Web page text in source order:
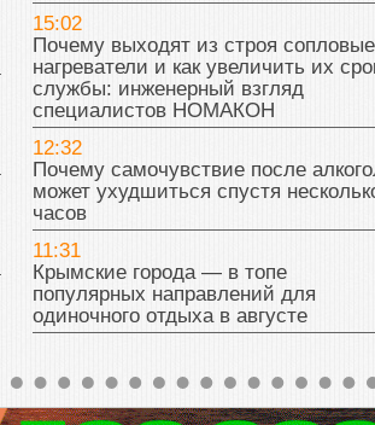
15:02
Почему выходят из строя сопловые
нагреватели и как увеличить их
службы: инженерный взгляд
специалистов НОМАКОН
12:32
Почему самочувствие после
может ухудшиться спустя
часов
11:31
Крымские города — в топе
популярных направлений для
одиночного отдыха в августе